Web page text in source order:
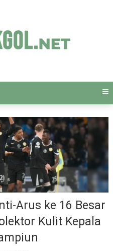
Arus ke 16 Besar
Kulit Kepala